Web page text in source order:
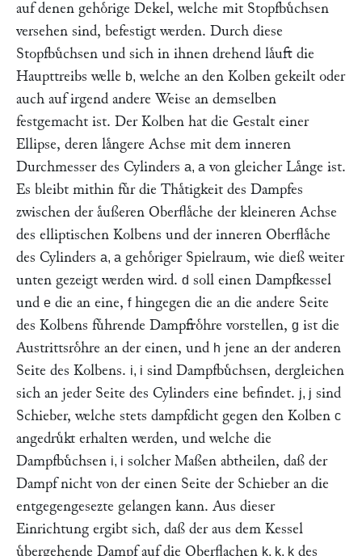
auf denen gehoͤrige Dekel, welche mit Stopfbuͤchsen
versehen sind, befestigt werden. Durch diese
Stopfbuͤchsen und sich in ihnen drehend laͤuft die
Haupttreibs welle b, welche an den Kolben gekeilt oder
auch auf irgend andere Weise an demselben
festgemacht ist. Der Kolben hat die Gestalt einer
Ellipse, deren laͤngere Achse mit dem inneren
Durchmesser des Cylinders a, a von gleicher Laͤnge ist.
Es bleibt mithin fuͤr die Thaͤtigkeit des Dampfes
zwischen der aͤußeren Oberflaͤche der kleineren Achse
des elliptischen Kolbens und der inneren Oberflaͤche
des Cylinders a, a gehoͤriger Spielraum, wie dieß weiter
unten gezeigt werden wird. d soll einen Dampfkessel
und e die an eine, fhingegen die an die andere Seite
des Kolbens fuͤhrende Dampfroͤhre vorstellen, g ist die
Austrittsroͤhre an der einen, und h jene an der anderen
Seite des Kolbens. i, i sind Dampfbuͤchsen, dergleichen
sich an jeder Seite des Cylinders eine befindet. j, j sind
Schieber, welche stets dampfdicht gegen den Kolben c
angedruͤkt erhalten werden, und welche die
Dampfbuͤchsen i, i solcher Maßen abtheilen, daß der
Dampf nicht von der einen Seite der Schieber an die
entgegengesezte gelangen kann. Aus dieser
Einrichtung ergibt sich, daß der aus dem Kessel
uͤbergehende Dampf auf die Oberflachen k, k, k des